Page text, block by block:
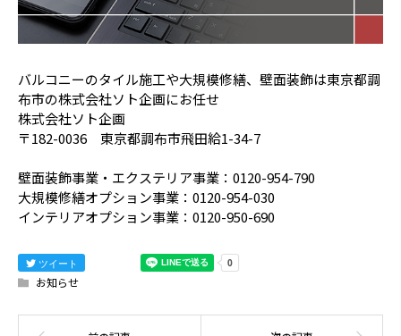
バルコニーのタイル施工や大規模修繕、壁面装飾は東京都調
布市の株式会社ソト企画にお任せ
株式会社ソト企画
〒182-0036 東京都調布市飛田給1-34-7
壁面装飾事業・エクステリア事業：0120-954-790
大規模修繕オプション事業：0120-954-030
インテリアオプション事業：0120-950-690
ツイート
お知らせ